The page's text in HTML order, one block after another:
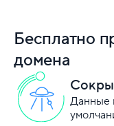
Бесплатно
домена
Данные